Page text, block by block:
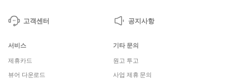
고객센터 공지사항
서비스
제휴카드
뷰어 다운로드
기타 문의
원고 투고
사업 제휴 문의